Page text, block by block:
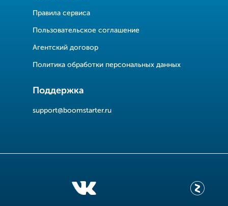
Правила сервиса
Пользовательское соглашение
Агентский договор
Политика обработки персональных данных
Поддержка
support@boomstarter.ru